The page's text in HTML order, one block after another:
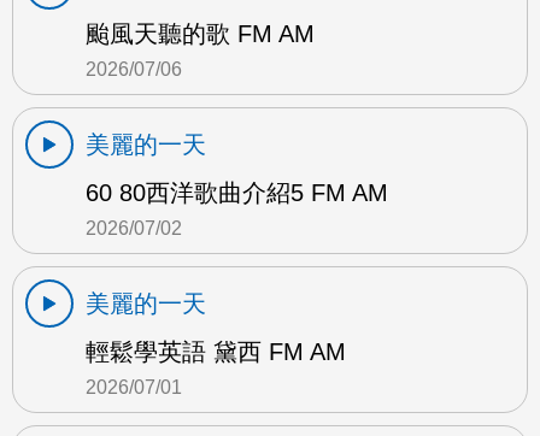
颱風天聽的歌 FM AM
2026/07/06
美麗的一天
60 80西洋歌曲介紹5 FM AM
2026/07/02
美麗的一天
輕鬆學英語 黛西 FM AM
2026/07/01